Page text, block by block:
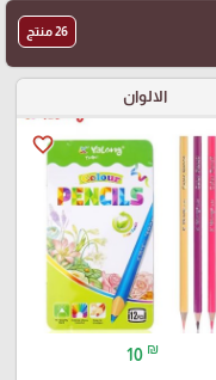
26 منتج
الالوان
favorite_border
10 ₪